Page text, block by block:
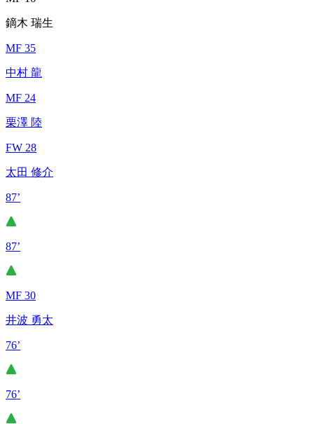
鏑木 瑞生
MF 35
中村 龍
MF 24
栗澤 陸
FW 28
太田 修介
87’
87’
MF 30
井波 勇太
76’
76’